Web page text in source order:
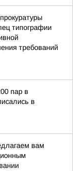
типографии
требований
пар в
в
вам